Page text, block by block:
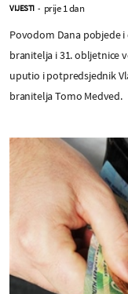
VIJESTI - prije 1 dan
Povodom Dana pobjede
branitelja i 31. obljetnice
uputio i potpredsjednik
branitelja Tomo Medved.